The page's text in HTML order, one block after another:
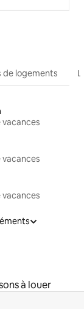
logements
vacances
vacances
vacances
à louer